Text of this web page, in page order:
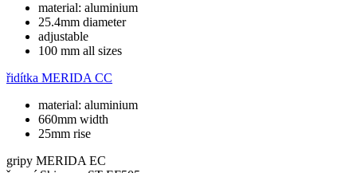
material: aluminium
25.4mm diameter
adjustable
100 mm all sizes
řidítka MERIDA CC
material: aluminium
660mm width
25mm rise
gripy MERIDA EC